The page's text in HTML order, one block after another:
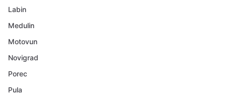
Labin
Medulin
Motovun
Novigrad
Porec
Pula